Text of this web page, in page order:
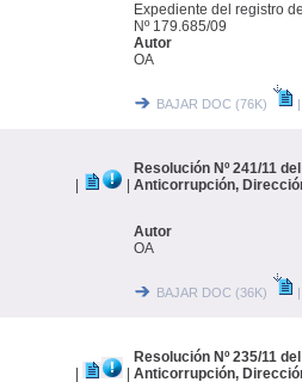
Expediente del registro
Nº 179.685/09
Autor
OA
BAJAR DOC (76K) |
Resolución Nº 241/11
Anticorrupción,
Autor
OA
BAJAR DOC (36K) |
Resolución Nº 235/11
Anticorrupción,